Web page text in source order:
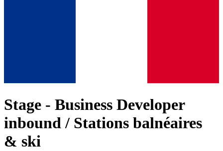
Stage - Business Developer
inbound / Stations balnéaires
& ski